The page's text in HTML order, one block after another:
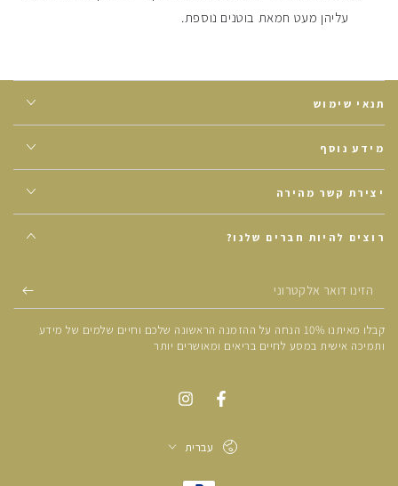
עליהן מעט חמאת בוטנים נוספת.
תנאי שימוש
מידע נוסף
יצירת קשר מהירה
רוצים להיות חברים שלנו?
הזינו
דואר
אלקטרוני
קבלו מאיתנו 10% הנחה על ההזמנה הראשונה שלכם וחיים שלמים של מידע
ותמיכה אישית במסע לחיים בריאים ומאושרים יותר
עברית